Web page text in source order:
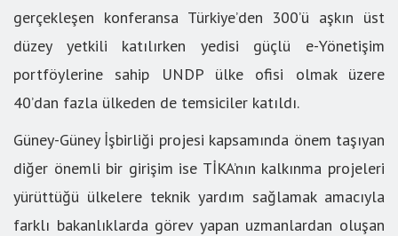
gerçekleşen konferansa Türkiye’den 300’ü aşkın üst
düzey yetkili katılırken yedisi güçlü e-Yönetişim
portföylerine sahip UNDP ülke ofisi olmak üzere
40’dan fazla ülkeden de temsiciler katıldı.
Güney-Güney İşbirliği projesi kapsamında önem taşıyan
diğer önemli bir girişim ise TİKA’nın kalkınma projeleri
yürüttüğü ülkelere teknik yardım sağlamak amacıyla
farklı bakanlıklarda görev yapan uzmanlardan oluşan